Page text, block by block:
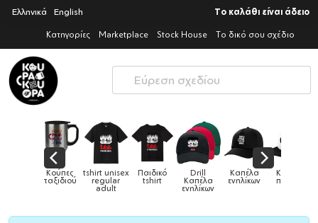
Ελληνικά English Το καλάθι είναι άδειο
Κατηγορίες Marketplace Stock House Το δικό σου σχέδιο
Παιδικό
tshirt
Drill
Καπέλα
ενηλίκων
Καπέλα
ενηλίκων
Καπέλα
παιδικά Κούπες Κούπες
ειδικές